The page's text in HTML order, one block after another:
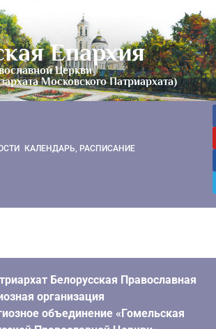
Епархия
Церкви
Московского Патриархата)
КАЛЕНДАРЬ, РАСПИСАНИЕ
Белорусская Православная
организация
объединение «Гомельская